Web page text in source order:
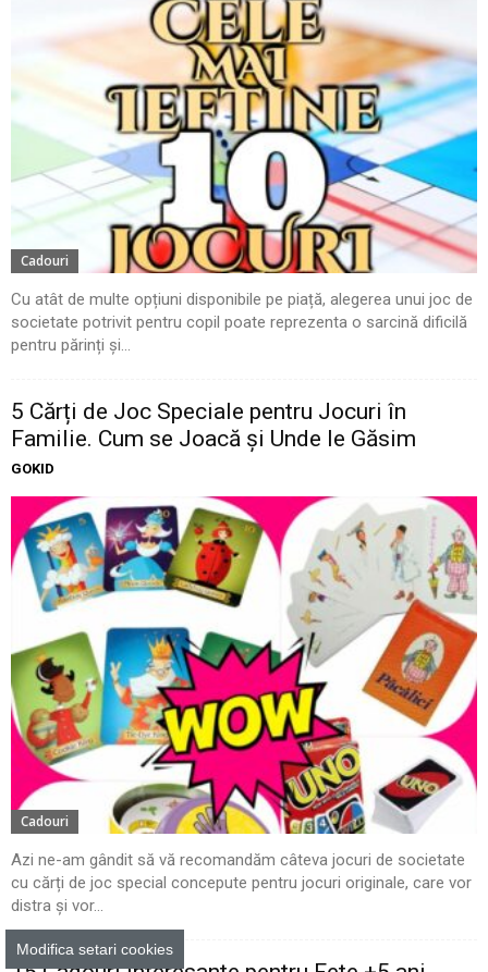
Cadouri
Cu atât de multe opțiuni disponibile pe piață, alegerea unui joc de
societate potrivit pentru copil poate reprezenta o sarcină dificilă
pentru părinți și...
5 Cărți de Joc Speciale pentru Jocuri în
Familie. Cum se Joacă și Unde le Găsim
GOKID
Cadouri
Azi ne-am gândit să vă recomandăm câteva jocuri de societate
cu cărți de joc special concepute pentru jocuri originale, care vor
distra și vor...
Modifica setari cookies